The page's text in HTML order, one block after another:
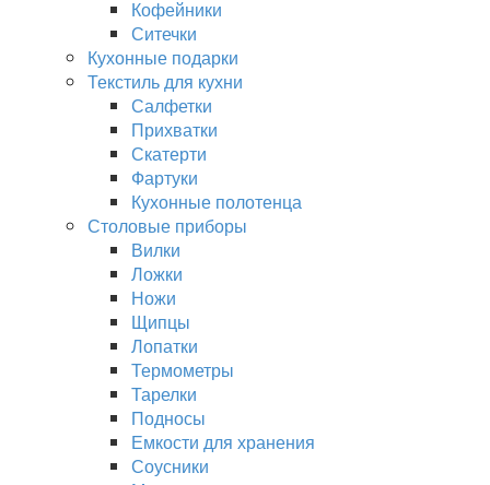
Кофейники
Ситечки
Кухонные подарки
Текстиль для кухни
Салфетки
Прихватки
Скатерти
Фартуки
Кухонные полотенца
Столовые приборы
Вилки
Ложки
Ножи
Щипцы
Лопатки
Термометры
Тарелки
Подносы
Емкости для хранения
Соусники